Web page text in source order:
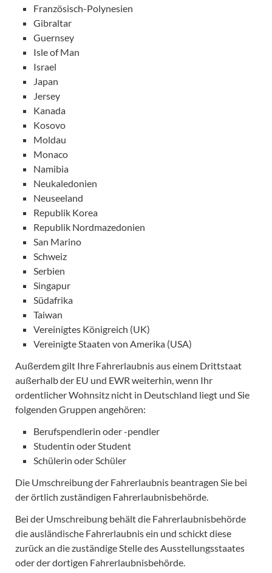
Französisch-Polynesien
Gibraltar
Guernsey
Isle of Man
Israel
Japan
Jersey
Kanada
Kosovo
Moldau
Monaco
Namibia
Neukaledonien
Neuseeland
Republik Korea
Republik Nordmazedonien
San Marino
Schweiz
Serbien
Singapur
Südafrika
Taiwan
Vereinigtes Königreich (UK)
Vereinigte Staaten von Amerika (USA)
Außerdem gilt Ihre Fahrerlaubnis aus einem Drittstaat
außerhalb der EU und EWR weiterhin, wenn Ihr
ordentlicher Wohnsitz nicht in Deutschland liegt und Sie
folgenden Gruppen angehören:
Berufspendlerin oder -pendler
Studentin oder Student
Schülerin oder Schüler
Die Umschreibung der Fahrerlaubnis beantragen Sie bei
der örtlich zuständigen Fahrerlaubnisbehörde.
Bei der Umschreibung behält die Fahrerlaubnisbehörde
die ausländische Fahrerlaubnis ein und schickt diese
zurück an die zuständige Stelle des Ausstellungsstaates
oder der dortigen Fahrerlaubnisbehörde.